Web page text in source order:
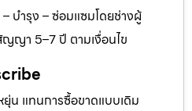
บำรุง – ซ่อมแซมโดยช่างผู้
ญญา 5–7 ปี ตามเงื่อนไข
น แทนการซื้อขาดแบบเดิม